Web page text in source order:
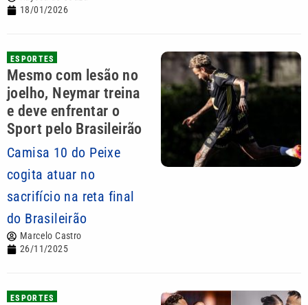
18/01/2026
ESPORTES
Mesmo com lesão no
joelho, Neymar treina
e deve enfrentar o
Sport pelo Brasileirão
Camisa 10 do Peixe
cogita atuar no
sacrifício na reta final
do Brasileirão
Marcelo Castro
26/11/2025
ESPORTES